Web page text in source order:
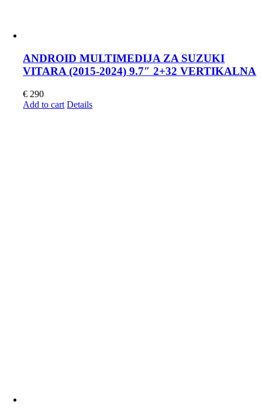
ANDROID MULTIMEDIJA ZA SUZUKI
VITARA (2015-2024) 9.7″ 2+32 VERTIKALNA
€ 290
Add to cart Details